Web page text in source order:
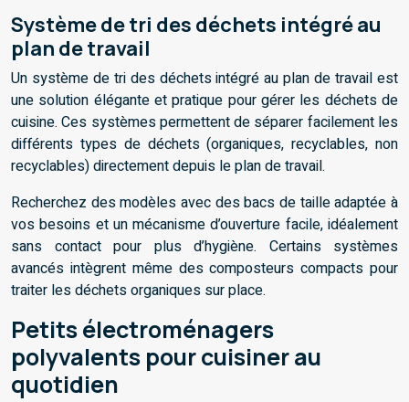
Système de tri des déchets intégré au
plan de travail
Un système de tri des déchets intégré au plan de travail est
une solution élégante et pratique pour gérer les déchets de
cuisine. Ces systèmes permettent de séparer facilement les
différents types de déchets (organiques, recyclables, non
recyclables) directement depuis le plan de travail.
Recherchez des modèles avec des bacs de taille adaptée à
vos besoins et un mécanisme d’ouverture facile, idéalement
sans contact pour plus d’hygiène. Certains systèmes
avancés intègrent même des composteurs compacts pour
traiter les déchets organiques sur place.
Petits électroménagers
polyvalents pour cuisiner au
quotidien